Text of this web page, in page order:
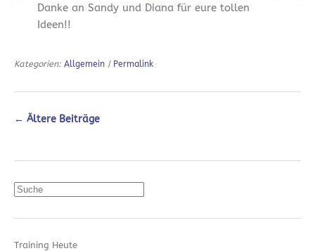
Danke an Sandy und Diana für eure tollen
Ideen!!
Kategorien: Allgemein | Permalink
← Ältere Beiträge
Suchen
Training Heute